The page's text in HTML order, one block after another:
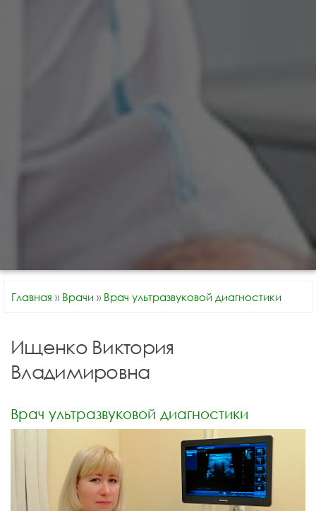
Главная » Врачи » Врач ультразвуковой диагностики
Ищенко Виктория
Владимировна
Врач ультразвуковой диагностики